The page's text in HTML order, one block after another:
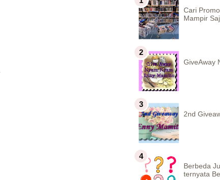
Cari
Mampir
GiveAway
2nd
Berbeda
ternyata